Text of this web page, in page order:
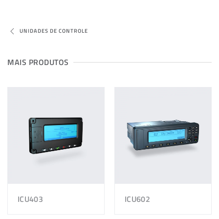
UNIDADES DE CONTROLE
MAIS PRODUTOS
ICU403 ICU602